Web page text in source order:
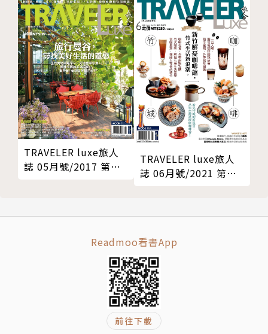
TRAVELER luxe旅人
誌 05月號/2017 第
TRAVELER luxe旅人
誌 06月號/2021 第
Readmoo看書App
前往下載